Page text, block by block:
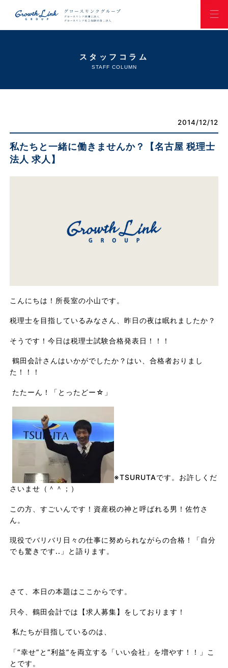
スタッフコラム
STAFF COLUMN
2014/12/12
私たちと一緒に働きませんか？【名古屋 税理士
法人 求人】
こんにちは！所長室の小山です。
税理士を目指しているみなさん、昨日の夜は眠れましたか？
そうです！今日は税理士試験合格発表日！！！
鶴田会計さんはいかがでしたか？はい、合格者おりまし
た！！！
たたーん！「とったどー☆」
※TSURUTAです。お許しくだ
さいませ（＾＾；）
この方、すごいんです！資産税の神と呼ばれる男！佐竹さ
ん。
現役でバリバリ日々の仕事に努められながらの合格！「自分
でも驚きです..」と語ります。
さて、本日の本題はここからです。
只今、鶴田会計では【求人募集】をしております！
私たちが目指しているのは、
「“幸せ”と“利益”を両立する「いい会社」を増やす！！」こ
とです。